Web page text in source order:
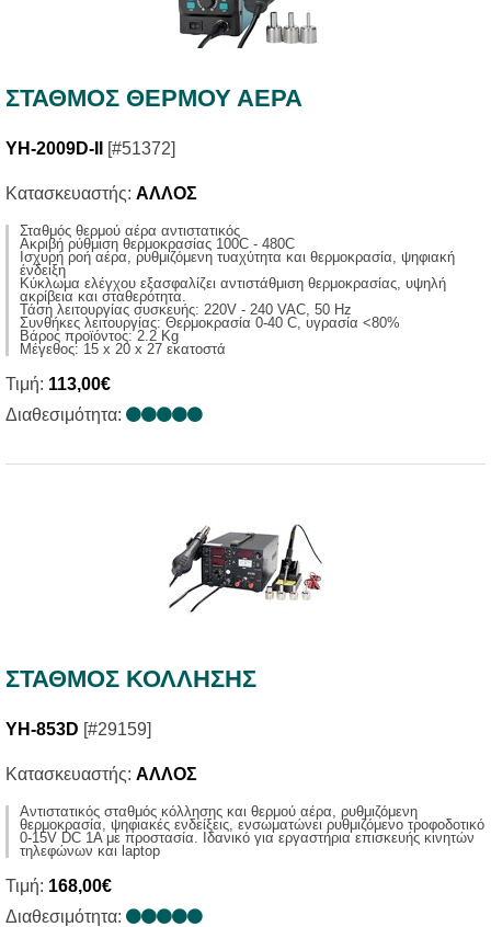
ΣΤΑΘΜOΣ ΘΕΡΜΟΥ ΑΕΡΑ
YH-2009D-II [#51372]
Κατασκευαστής: ΑΛΛΟΣ
Σταθμός θερμού αέρα αντιστατικός
Aκριβή ρύθμιση θερμοκρασίας 100C - 480C
Ισχυρή ροή αέρα, ρυθμιζόμενη τυαχύτητα και θερμοκρασία, ψηφιακή
ένδειξη
Κύκλωμα ελέγχου εξασφαλίζει αντιστάθμιση θερμοκρασίας, υψηλή
ακρίβεια και σταθερότητα.
Τάση λειτουργίας συσκευής: 220V - 240 VAC, 50 Ηz
Συνθήκες λειτουργίας: Θερμοκρασία 0-40 C, υγρασία <80%
Βάρος προϊόντος: 2.2 Kg
Μέγεθος: 15 x 20 x 27 εκατοστά
Τιμή: 113,00€
Διαθεσιμότητα:
ΣΤΑΘΜΟΣ ΚΟΛΛΗΣΗΣ
YH-853D [#29159]
Κατασκευαστής: ΑΛΛΟΣ
Αντιστατικός σταθμός κόλλησης και θερμού αέρα, ρυθμιζόμενη
θερμοκρασία, ψηφιακές ενδείξεις, ενσωματώνει ρυθμιζόμενο τροφοδοτικό
0-15V DC 1A με προστασία. Ιδανικό για εργαστήρια επισκευής κινητών
τηλεφώνων και laptop
Τιμή: 168,00€
Διαθεσιμότητα: